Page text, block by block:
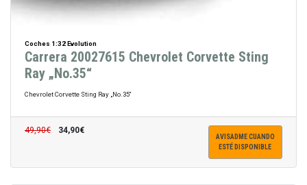
Coches 1:32 Evolution
Carrera 20027615 Chevrolet Corvette Sting
Ray „No.35“
Chevrolet Corvette Sting Ray „No.35“
49,90€ 34,90€
AVISADME CUANDO
ESTÉ DISPONIBLE